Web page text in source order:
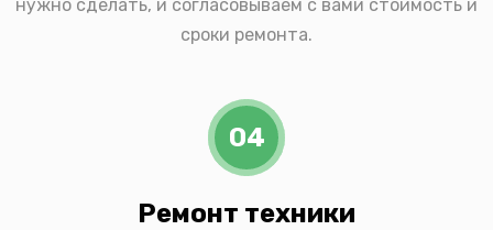
нужно сделать, и согласовываем с вами стоимость и
сроки ремонта.
04
Ремонт техники